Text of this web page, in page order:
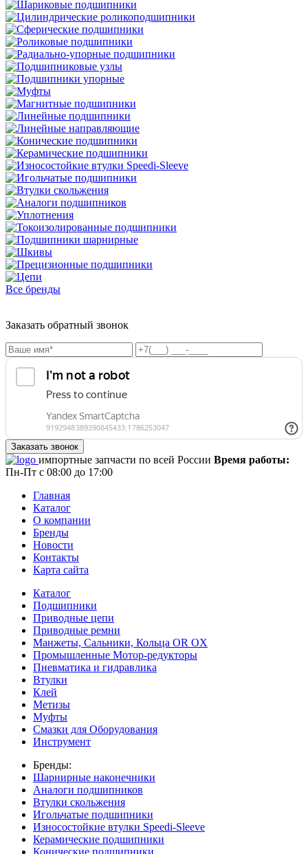
Все бренды
Заказать обратный звонок
импортные запчасти по всей России Время работы:
Пн-Пт с 08:00 до 17:00
Главная
Каталог
О компании
Бренды
Новости
Контакты
Карта сайта
Каталог
Подшипники
Приводные цепи
Приводные ремни
Манжеты, Сальники, Кольца OR OX
Промышленные Мотор-редукторы
Пневматика и гидравлика
Втулки
Клей
Метизы
Муфты
Смазки для Оборудования
Инструмент
Бренды:
Шарнирные наконечники
Аналоги подшипников
Втулки скольжения
Игольчатые подшипники
Износостойкие втулки Speedi-Sleeve
Керамические подшипники
Конические подшипники